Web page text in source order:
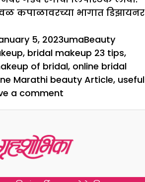
कपाळावरच्या भागात डिझायनर
5, 2023Author
umaCategories
BeautyTags
, bridal makeup 23 tips,
of bridal, online bridal
Marathi beauty Article, useful
a comment
टीप्स